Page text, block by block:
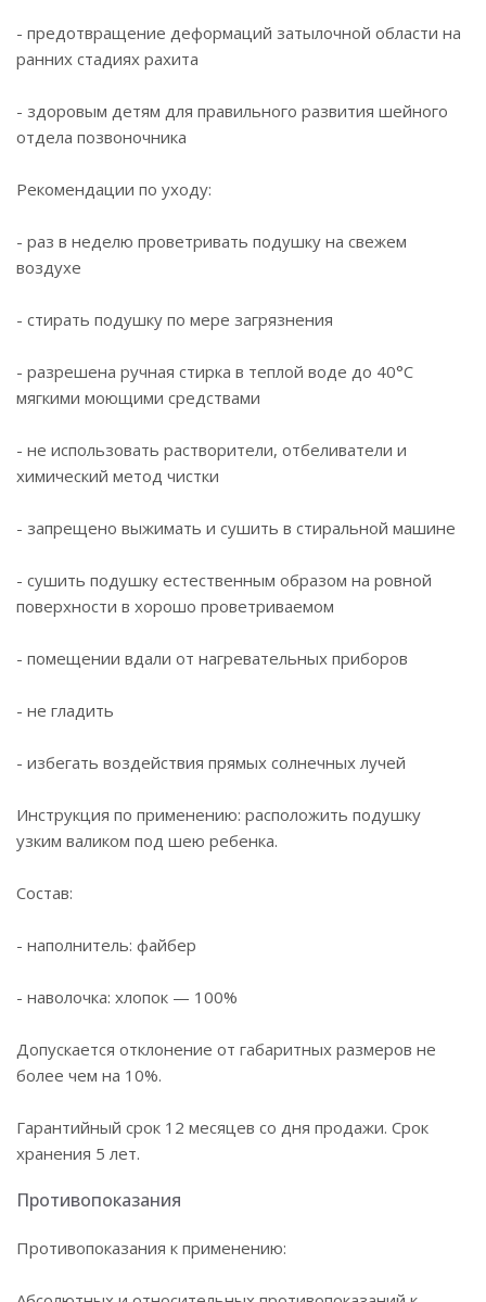
- предотвращение деформаций затылочной области на
ранних стадиях рахита
- здоровым детям для правильного развития шейного
отдела позвоночника
Рекомендации по уходу:
- раз в неделю проветривать подушку на свежем
воздухе
- стирать подушку по мере загрязнения
- разрешена ручная стирка в теплой воде до 40°С
мягкими моющими средствами
- не использовать растворители, отбеливатели и
химический метод чистки
- запрещено выжимать и сушить в стиральной машине
- сушить подушку естественным образом на ровной
поверхности в хорошо проветриваемом
- помещении вдали от нагревательных приборов
- не гладить
- избегать воздействия прямых солнечных лучей
Инструкция по применению: расположить подушку
узким валиком под шею ребенка.
Состав:
- наполнитель: файбер
- наволочка: хлопок — 100%
Допускается отклонение от габаритных размеров не
более чем на 10%.
Гарантийный срок 12 месяцев со дня продажи. Срок
хранения 5 лет.
Противопоказания
Противопоказания к применению: